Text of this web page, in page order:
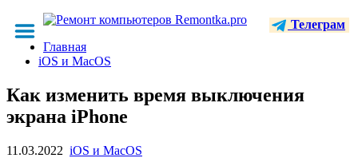
Телеграм
Главная
iOS и MacOS
Как изменить время выключения
экрана iPhone
11.03.2022 iOS и MacOS